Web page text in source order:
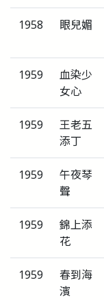
1958 眼兒媚
1959
血染少
女心
1959
王老五
添丁
1959
午夜琴
聲
1959
錦上添
花
1959
春到海
濱